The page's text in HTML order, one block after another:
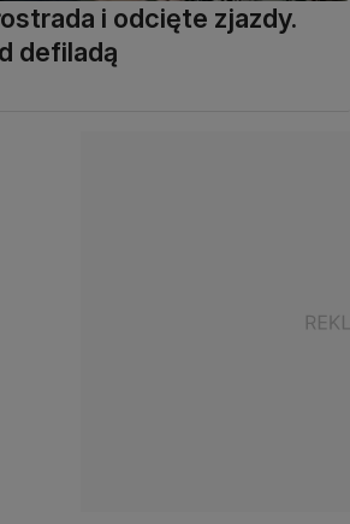
i odcięte zjazdy.
defiladą